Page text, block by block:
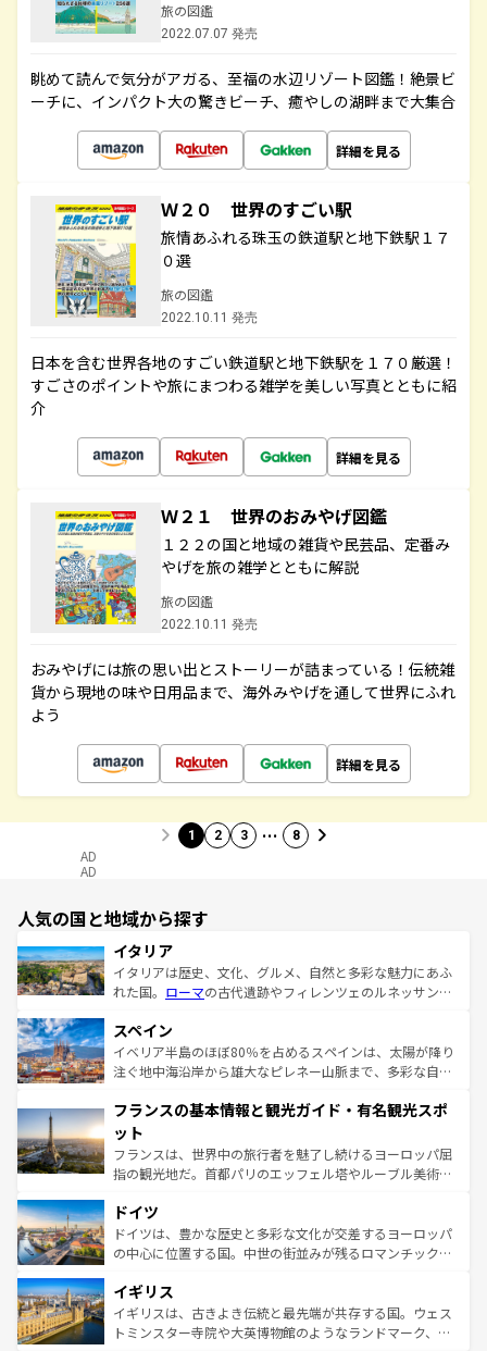
旅の図鑑
2022.07.07 発売
眺めて読んで気分がアガる、至福の水辺リゾート図鑑！絶景ビ
ーチに、インパクト大の驚きビーチ、癒やしの湖畔まで大集合
詳細を見る
Ｗ２０ 世界のすごい駅
旅情あふれる珠玉の鉄道駅と地下鉄駅１７
０選
旅の図鑑
2022.10.11 発売
日本を含む世界各地のすごい鉄道駅と地下鉄駅を１７０厳選！
すごさのポイントや旅にまつわる雑学を美しい写真とともに紹
介
詳細を見る
Ｗ２１ 世界のおみやげ図鑑
１２２の国と地域の雑貨や民芸品、定番み
やげを旅の雑学とともに解説
旅の図鑑
2022.10.11 発売
おみやげには旅の思い出とストーリーが詰まっている！伝統雑
貨から現地の味や日用品まで、海外みやげを通して世界にふれ
よう
詳細を見る
1 2 3 … 8
AD
AD
人気の国と地域から探す
イタリア
イタリアは歴史、文化、グルメ、自然と多彩な魅力にあふ
れた国。 ローマの古代遺跡やフィレンツェのルネッサンス
ろん、トスカーナの美しい田園風景やアマルフィ海岸の絶
景など、自然景観も見逃せない。観光の合間には、本場の
ピザやパスタなど、絶品のイタリア料理を堪能することも
ませてくれるイタリアで、忘れられない旅をしてみよう！
なお、新着のイタリア情報は
しい。
スペイン
イベリア半島のほぼ80％を占めるスペインは、太陽が降り
注ぐ地中海沿岸から雄大なピレネー山脈まで、多彩な自然
文化が根付くこの国では、情熱的なフラメンコ、熱気あふ
れる闘牛、そして美味しいタパスが生活の一部となってい
る。首都マドリードの洗練された雰囲気や、バルセロナの
アートに溢れた街角から、地方では古代ローマ遺跡や中世
せる。地方によって風土や気候が異なるスペインはその個
性で訪れる人を魅了する。 なお、新着のスペイン情報は コ
ンテンツ一覧を参照してほしい。
フランスの基本情報と観光ガイド・有名観光スポ
ット
フランスは、世界中の旅行者を魅了し続けるヨーロッパ屈
指の観光地だ。首都パリのエッフェル塔やルーブル美術館
で、幅広い魅力が詰まっている。華麗な宮殿、歴史的な大
聖堂、美しいビーチ、そして豊かな自然が、訪れる者を心
から魅了する。また、フランスは美食の国としても知ら
いる。シャンパンの発祥地であるランス、プロヴァンスの
香り高いラベンダー畑など、多彩な楽しみ方が可能だ。さ
らに、パリ以外の地域にも魅力が溢れており、どの街角に
ドイツ
ドイツは、豊かな歴史と多彩な文化が交差するヨーロッパ
の中心に位置する国。中世の街並みが残るロマンチック街
顔を持つこの国は、どこを歩いても飽きることがない。ベ
ルリンの文化的活気、バイエルン州のアルプスの絶景、そ
してライン川沿いのワイン畑といった風景は必見。ビール
イギリス
イギリスは、古きよき伝統と最先端が共存する国。ウェス
トミンスター寺院や大英博物館のようなランドマーク、歴